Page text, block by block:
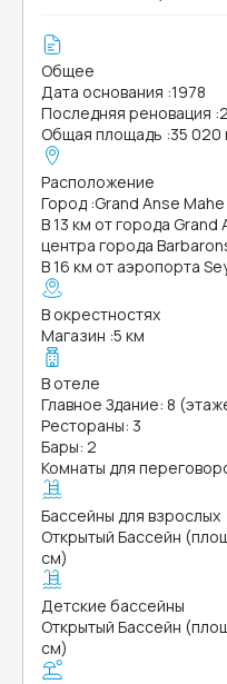
Общее
Дата основания :1978
Последняя реновация :
Общая площадь :35 020
Расположение
Город :Grand Anse
В 13 км от города Grand
центра города
В 16 км от аэропорта
В окрестностях
Магазин :5 км
В отеле
Главное Здание: 8
Рестораны: 3
Бары: 2
Комнаты для
Бассейны для взрослых
Открытый Бассейн
см)
Детские бассейны
Открытый Бассейн
см)